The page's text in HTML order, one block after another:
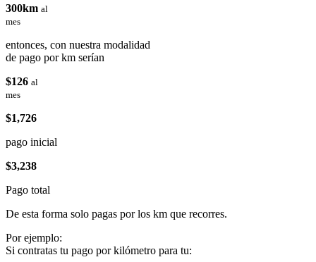
300km al
mes
entonces, con nuestra modalidad
de pago por km serían
$126 al
mes
$1,726
pago inicial
$3,238
Pago total
De esta forma solo pagas por los km que recorres.
Por ejemplo:
Si contratas tu pago por kilómetro para tu: